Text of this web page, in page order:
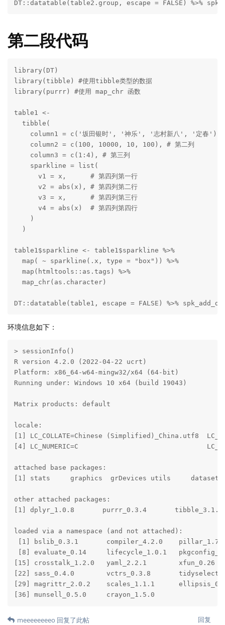
DT::datatable(table2.group, escape = FALSE) %>%
第二段代码
library(DT)
library(tibble) #使用tibble类型的数据
library(purrr) #使用 map_chr 函数
table1 <-
  tibble(
column1 = c('坂田银时', '神乐', '志村新八', '定春'),
    column2 = c(100, 10000, 10, 100), # 第二列
    column3 = c(1:4), # 第三列
    sparkline = list(
      v1 = x,      # 第四列第一行
      v2 = abs(x), # 第四列第二行
      v3 = x,      # 第四列第三行
      v4 = abs(x)  # 第四列第四行
    )
  )
table1$sparkline <- table1$sparkline %>%
  map( ~ sparkline(.x, type = "box")) %>%
  map(htmltools::as.tags) %>%
  map_chr(as.character)
DT::datatable(table1, escape = FALSE) %>%
环境信息如下：
> sessionInfo()
R version 4.2.0 (2022-04-22 ucrt)
Platform: x86_64-w64-mingw32/x64 (64-bit)
Running under: Windows 10 x64 (build 19043)
Matrix products: default
locale:
[1] LC_COLLATE=Chinese (Simplified)_China.utf8
[4] LC_NUMERIC=C
attached base packages:
[1] stats     graphics  grDevices utils
other attached packages:
[1] dplyr_1.0.8       purrr_0.3.4
loaded via a namespace (and not attached):
[1] bslib_0.3.1       compiler_4.2.0
[8] evaluate_0.14     lifecycle_1.0.1
[15] crosstalk_1.2.0   yaml_2.2.1
[22] sass_0.4.0        vctrs_0.3.8
[29] magrittr_2.0.2    scales_1.1.1
[36] munsell_0.5.0     crayon_1.5.0
回复
meeeeeeeeo 回复了此帖